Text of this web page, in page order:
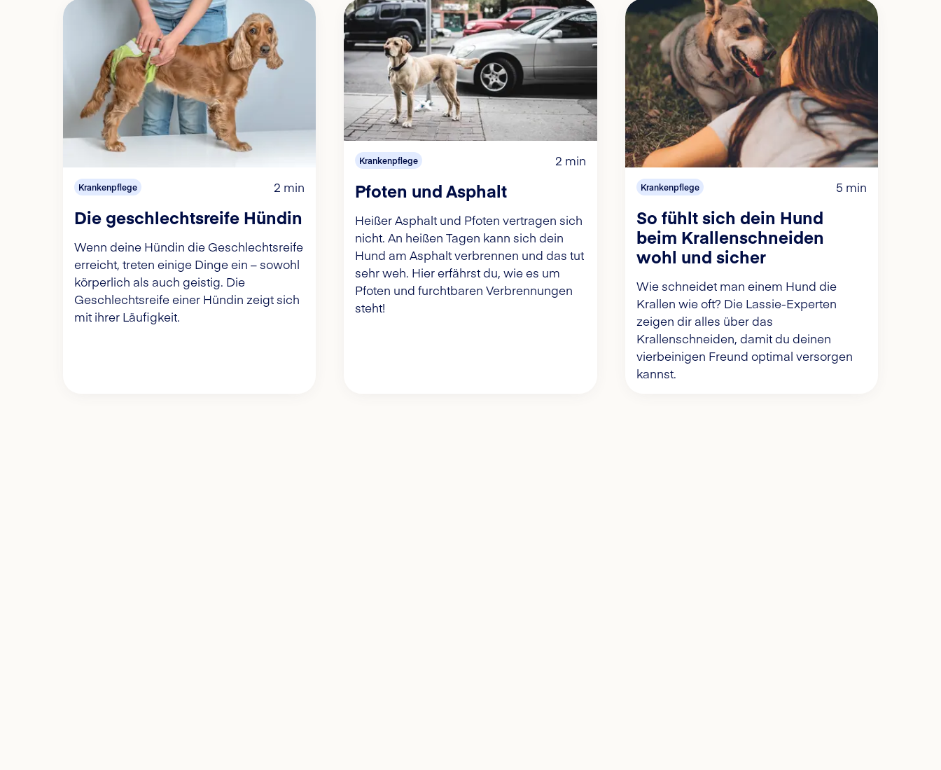
Krankenpflege 2 min
Die geschlechtsreife Hündin
Wenn deine Hündin die Geschlechtsreife
erreicht, treten einige Dinge ein – sowohl
körperlich als auch geistig. Die
Geschlechtsreife einer Hündin zeigt sich
mit ihrer Läufigkeit.
Krankenpflege 2 min
Pfoten und Asphalt
Heißer Asphalt und Pfoten vertragen sich
nicht. An heißen Tagen kann sich dein
Hund am Asphalt verbrennen und das tut
sehr weh. Hier erfährst du, wie es um
Pfoten und furchtbaren Verbrennungen
steht!
Krankenpflege 5 min
So fühlt sich dein Hund
beim Krallenschneiden
wohl und sicher
Wie schneidet man einem Hund die
Krallen wie oft? Die Lassie-Experten
zeigen dir alles über das
Krallenschneiden, damit du deinen
vierbeinigen Freund optimal versorgen
kannst.